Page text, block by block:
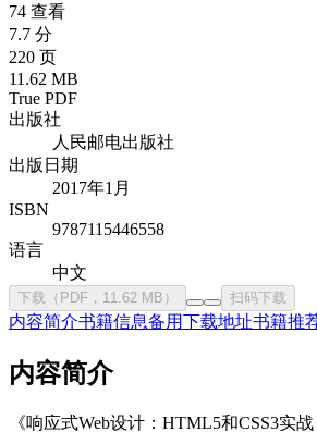
74 查看
7.7 分
220 页
11.62 MB
True PDF
出版社
人民邮电出版社
出版日期
2017年1月
ISBN
9787115446558
语言
中文
下载（PDF，11.62 MB） 扫码下载
内容简介书籍信息备用下载地址书籍推
内容简介
《响应式Web设计：HTML5和CSS3实